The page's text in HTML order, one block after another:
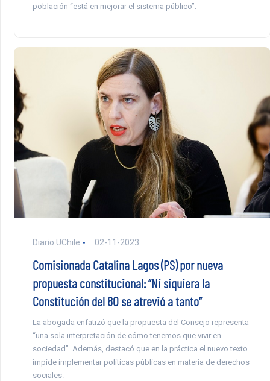
población “está en mejorar el sistema público”.
Diario UChile 02-11-2023
Comisionada Catalina Lagos (PS) por nueva
propuesta constitucional: “Ni siquiera la
Constitución del 80 se atrevió a tanto”
La abogada enfatizó que la propuesta del Consejo representa
“una sola interpretación de cómo tenemos que vivir en
sociedad”. Además, destacó que en la práctica el nuevo texto
impide implementar políticas públicas en materia de derechos
sociales.